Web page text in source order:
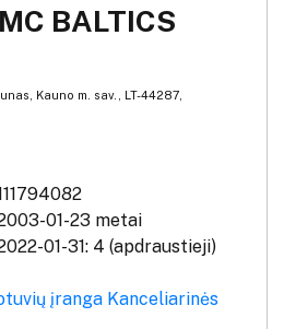
BALTICS
Kauno m. sav., LT-44287,
01-23 metai
01-31: 4 (apdraustieji)
įranga Kanceliarinės